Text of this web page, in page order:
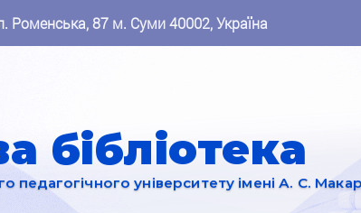
Роменська, 87 м. Суми 40002, Україна
бібліотека
педагогічного університету імені А. С.